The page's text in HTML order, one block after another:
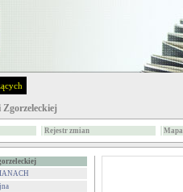
Rejestr zmian